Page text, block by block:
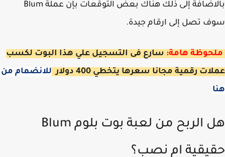
بالاضافة إلى ذلك هناك بعض التوقعات بإن عملة Blum
تصل إلى ارقام جيدة.
هامة:سارع فى التسجيل علي هذا البوت لكسب
رقمية مجانا سعرها يتخطي 400 دولار
للانضمام من
هل الربح من لعبة بوت بلوم Blum
ام نصب؟